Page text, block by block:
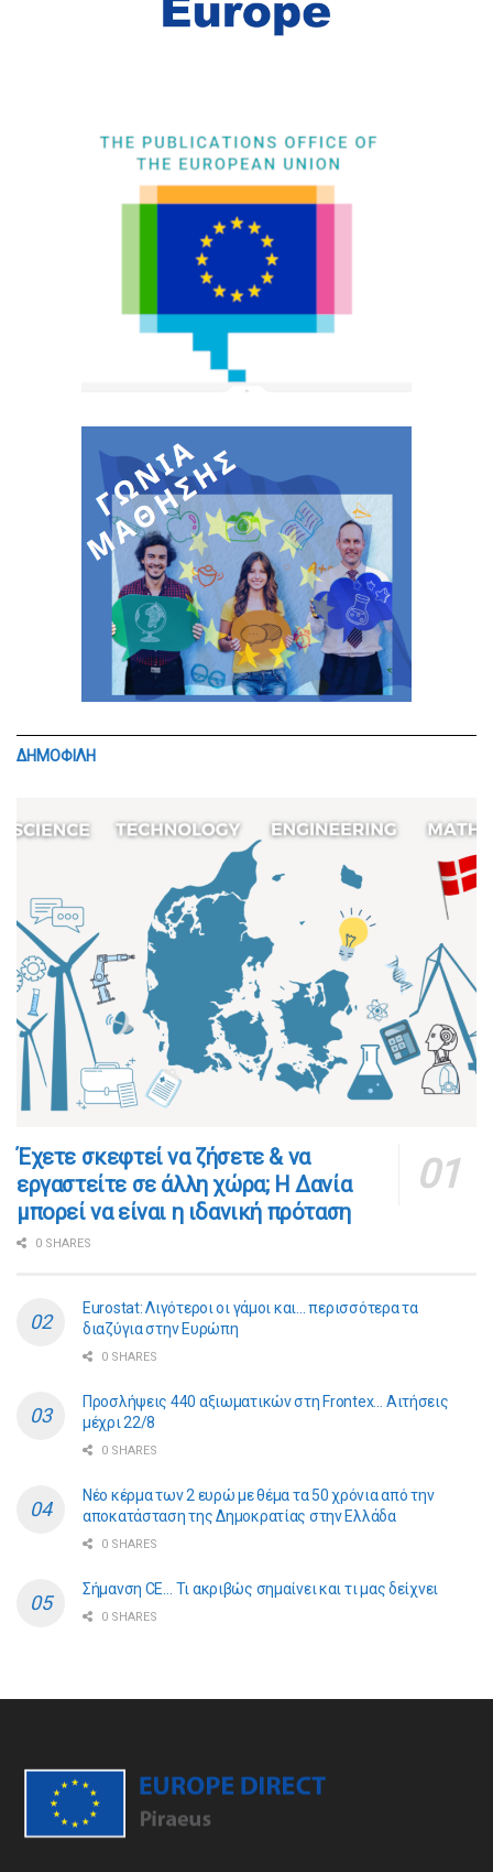
ΔΗΜΟΦΙΛΗ
​​Έχετε σκεφτεί να ζήσετε & να
εργαστείτε σε άλλη χώρα; Η Δανία
μπορεί να είναι η ιδανική πρόταση
0 SHARES
Eurostat: Λιγότεροι οι γάμοι και… περισσότερα τα
διαζύγια στην Ευρώπη
0 SHARES
Προσλήψεις 440 αξιωματικών στη Frontex… Αιτήσεις
μέχρι 22/8
0 SHARES
Νέο κέρμα των 2 ευρώ με θέμα τα 50 χρόνια από την
αποκατάσταση της Δημοκρατίας στην Ελλάδα
0 SHARES
Σήμανση CE… Τι ακριβώς σημαίνει και τι μας δείχνει
0 SHARES